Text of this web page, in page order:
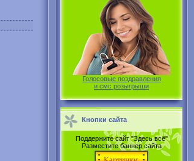
Голосовые поздравления
и смс розыгрыши
Кнопки сайта
Поддержите сайт "Здесь всё"
Разместите баннер сайта